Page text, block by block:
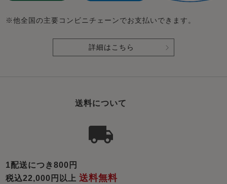
※他全国の主要コンビニチェーンでお支払いできます。
詳細はこちら
送料について
1配送につき800円
税込22,000円以上送料無料